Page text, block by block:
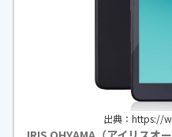
出典：https://